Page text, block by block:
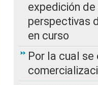
expedición de
perspectivas
en curso
Por la cual